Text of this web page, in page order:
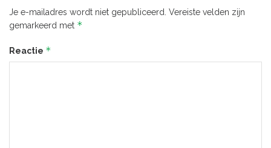
Je e-mailadres wordt niet gepubliceerd. Vereiste velden zijn
gemarkeerd met *
Reactie *